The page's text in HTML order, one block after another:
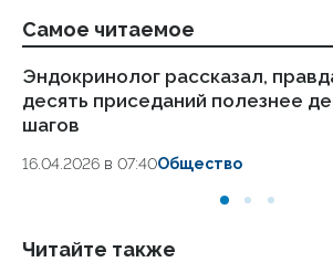
Самое читаемое
Эндокринолог рассказал,
десять приседаний полезнее
шагов
16.04.2026 в 07:40Общество
Читайте также